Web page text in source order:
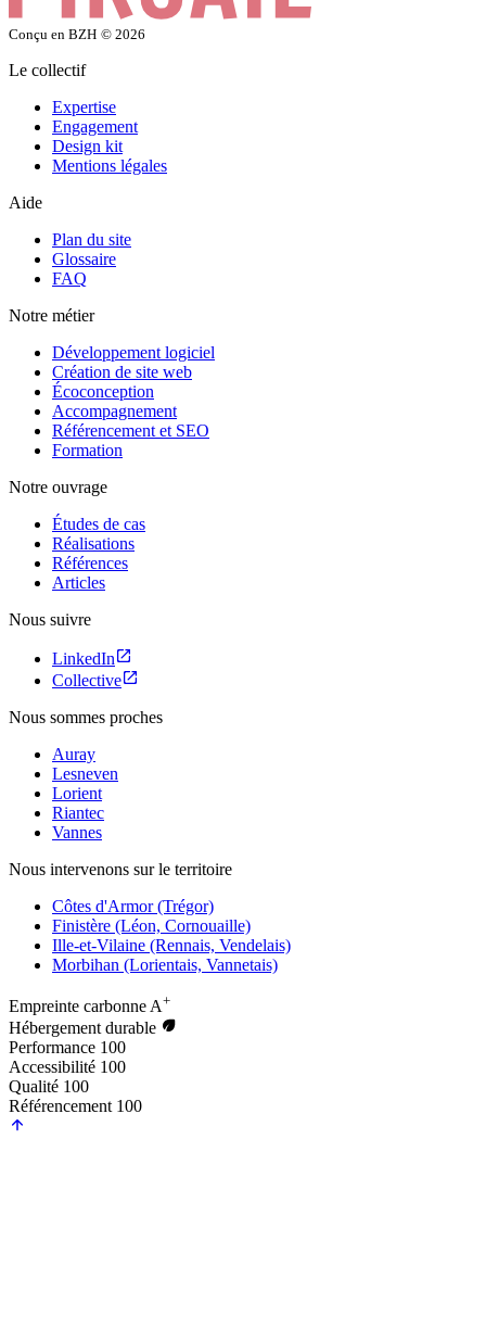
Conçu en BZH © 2026
Le collectif
Expertise
Engagement
Design kit
Mentions légales
Aide
Plan du site
Glossaire
FAQ
Notre métier
Développement logiciel
Création de site web
Écoconception
Accompagnement
Référencement et SEO
Formation
Notre ouvrage
Études de cas
Réalisations
Références
Articles
Nous suivre
LinkedIn
Collective
Nous sommes proches
Auray
Lesneven
Lorient
Riantec
Vannes
Nous intervenons sur le territoire
Côtes d'Armor (Trégor)
Finistère (Léon, Cornouaille)
Ille-et-Vilaine (Rennais, Vendelais)
Morbihan (Lorientais, Vannetais)
Empreinte carbonne A+
Hébergement durable
Performance 100
Accessibilité 100
Qualité 100
Référencement 100